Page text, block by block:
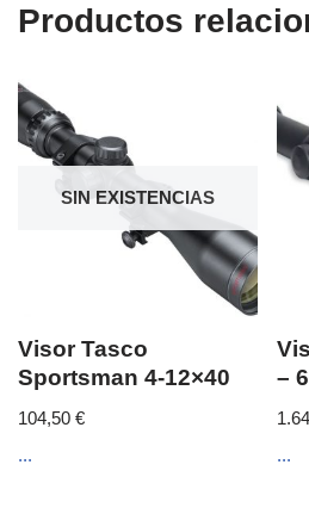
Productos
SIN EXISTENCIAS
Visor Tasco
Sportsman 4-12×40
104,50 €
...
–
...